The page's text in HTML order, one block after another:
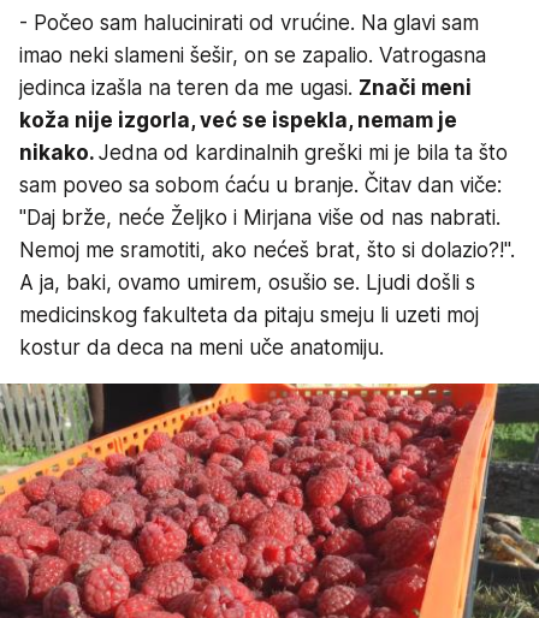
- Počeo sam halucinirati od vrućine. Na glavi sam
imao neki slameni šešir, on se zapalio. Vatrogasna
jedinca izašla na teren da me ugasi. Znači meni
koža nije izgorla, već se ispekla, nemam je
nikako. Jedna od kardinalnih greški mi je bila ta što
sam poveo sa sobom ćaću u branje. Čitav dan viče:
"Daj brže, neće Željko i Mirjana više od nas nabrati.
Nemoj me sramotiti, ako nećeš brat, što si dolazio?!".
A ja, baki, ovamo umirem, osušio se. Ljudi došli s
medicinskog fakulteta da pitaju smeju li uzeti moj
kostur da deca na meni uče anatomiju.